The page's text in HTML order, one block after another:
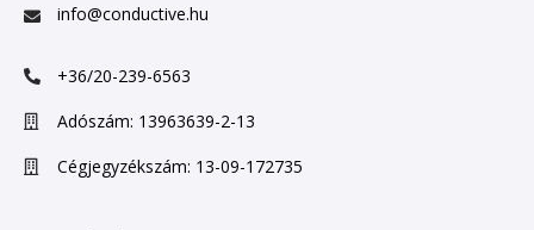
info@conductive.hu
+36/20-239-6563
Adószám: 13963639-2-13
Cégjegyzékszám: 13-09-172735